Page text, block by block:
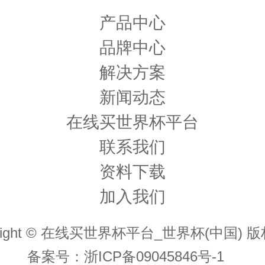
产品中心
品牌中心
解决方案
新闻动态
在线买世界杯平台
联系我们
资料下载
加入我们
© 在线买世界杯平台_世界杯(中国) 版
备案号： 浙ICP备09045846号-1